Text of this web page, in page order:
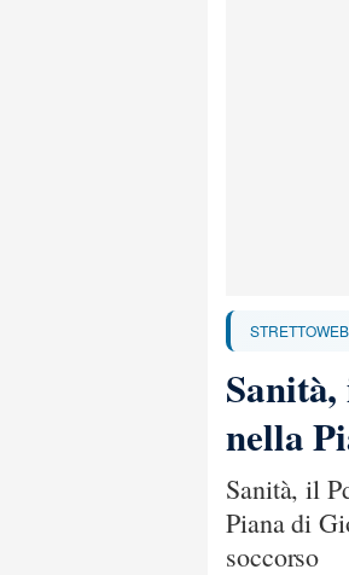
STRETTOWEB
nella
Sanità, il
Piana di
soccorso